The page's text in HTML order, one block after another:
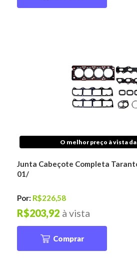
O melhor preço à vista
Junta Cabeçote Completa
01/
Por: R$226,58
à vista
R$203,92
Comprar